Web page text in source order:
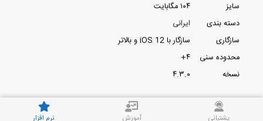
سایز
۱۰۴ مگابایت
دسته بندی
ایرانی
سازگاری
سازگار با iOS 12 و بالاتر
محدوده سنی
۴+
نسخه
۴.۳.۰
پشتیانی آموزش نرم افزار